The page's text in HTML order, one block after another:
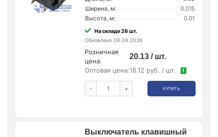
Ширина, м:
0.015
Высота, м:
0.01
На складе 26 шт.
Обновлено 06.08.2026
Розничная
цена:
20.13 / шт.
Оптовая цена:18.12 руб. / шт. !
- + КУПИТЬ
Выключатель клавишный